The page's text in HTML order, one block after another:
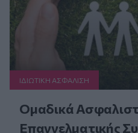
ΙΔΙΩΤΙΚΗ ΑΣΦAΛΙΣΗ
Ομαδικά
Επαγγελματικής